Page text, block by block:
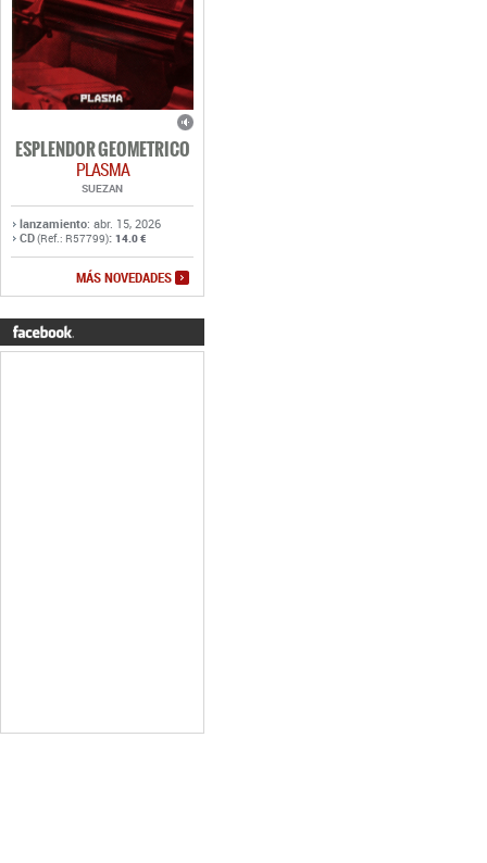
ESPLENDOR GEOMETRICO
PLASMA
SUEZAN
lanzamiento: abr. 15, 2026
CD(Ref.: R57799): 14.0 €
MÁS NOVEDADES